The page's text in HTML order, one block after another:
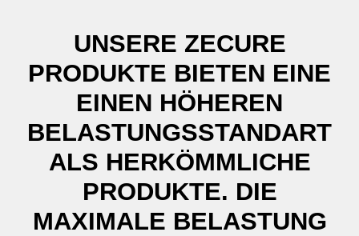
UNSERE ZECURE
PRODUKTE BIETEN EINE
EINEN HÖHEREN
BELASTUNGSSTANDART
ALS HERKÖMMLICHE
PRODUKTE. DIE
MAXIMALE BELASTUNG